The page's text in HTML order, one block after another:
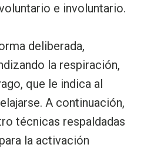
e involuntario.
deliberada,
la respiración,
que le indica al
A continuación,
técnicas respaldadas
la activación